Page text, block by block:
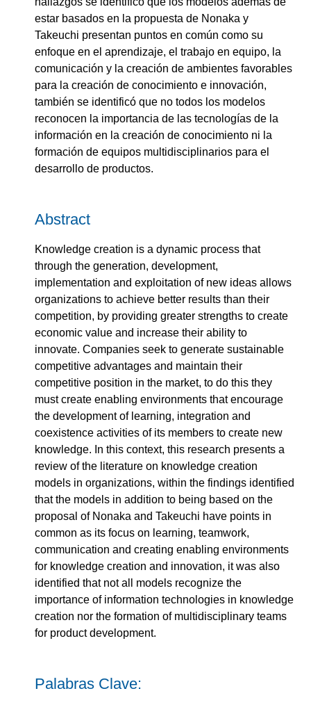
estar basados en la propuesta de Nonaka y
Takeuchi presentan puntos en común como su
enfoque en el aprendizaje, el trabajo en equipo, la
comunicación y la creación de ambientes favorables
para la creación de conocimiento e innovación,
también se identificó que no todos los modelos
reconocen la importancia de las tecnologías de la
información en la creación de conocimiento ni la
formación de equipos multidisciplinarios para el
desarrollo de productos.
Abstract
Knowledge creation is a dynamic process that
through the generation, development,
implementation and exploitation of new ideas allows
organizations to achieve better results than their
competition, by providing greater strengths to create
economic value and increase their ability to
innovate. Companies seek to generate sustainable
competitive advantages and maintain their
competitive position in the market, to do this they
must create enabling environments that encourage
the development of learning, integration and
coexistence activities of its members to create new
knowledge. In this context, this research presents a
review of the literature on knowledge creation
models in organizations, within the findings identified
that the models in addition to being based on the
proposal of Nonaka and Takeuchi have points in
common as its focus on learning, teamwork,
communication and creating enabling environments
for knowledge creation and innovation, it was also
identified that not all models recognize the
importance of information technologies in knowledge
creation nor the formation of multidisciplinary teams
for product development.
Palabras Clave: